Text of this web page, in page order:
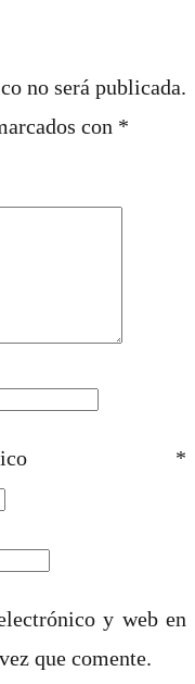
no será publicada.
con *
*
y web en
que comente.